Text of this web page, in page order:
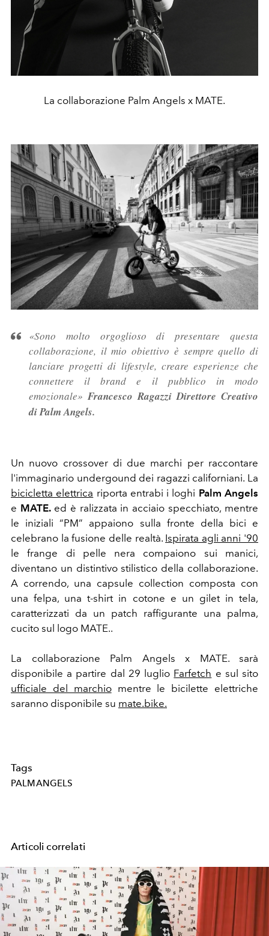
La collaborazione Palm Angels x MATE.
«Sono molto orgoglioso di presentare questa
collaborazione, il mio obiettivo è sempre quello di
lanciare progetti di lifestyle, creare esperienze che
connettere il brand e il pubblico in modo
emozionale» Francesco Ragazzi Direttore Creativo
di Palm Angels.
Un nuovo crossover di due marchi per raccontare
l'immaginario undergound dei ragazzi californiani. La
bicicletta elettrica riporta entrabi i loghi Palm Angels
e MATE. ed è ralizzata in acciaio specchiato, mentre
le iniziali “PM” appaiono sulla fronte della bici e
celebrano la fusione delle realtà. Ispirata agli anni '90
le frange di pelle nera compaiono sui manici,
diventano un distintivo stilistico della collaborazione.
A correndo, una capsule collection composta con
una felpa, una t-shirt in cotone e un gilet in tela,
caratterizzati da un patch raffigurante una palma,
cucito sul logo MATE..
La collaborazione Palm Angels x MATE. sarà
disponibile a partire dal 29 luglio Farfetch e sul sito
ufficiale del marchiomentre le bicilette elettriche
saranno disponibile su mate.bike.
Tags
PALMANGELS
Articoli correlati